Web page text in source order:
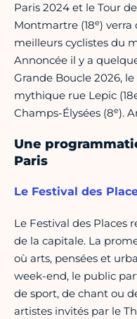
Paris 2024 et le Tour
Montmartre (18e) verra
meilleurs cyclistes du
Annoncée il y a
Grande Boucle 2026,
mythique rue Lepic
Champs-Élysées (8e).
Une
Paris
Le Festival des
Le Festival des Places
de la capitale. La
où arts, pensées et
week-end, le public
de sport, de chant ou
artistes invités par le